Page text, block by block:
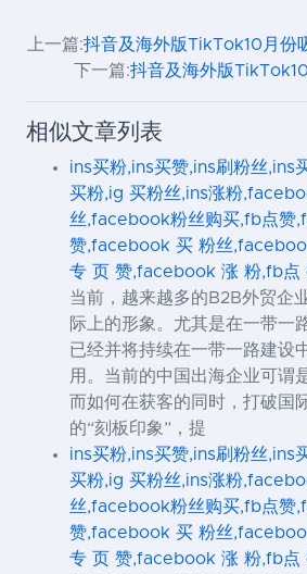
上一篇:抖音及海外版TikTok10月份
下一篇:抖音及海外版
相似文章列表
ins买粉,ins买赞,ins刷粉丝,ins
买粉,ig 买粉丝,ins涨粉
丝,facebook粉丝购买,fb点赞
赞,facebook 买 粉丝
专 页 赞,facebook 涨 粉,fb点
当前，越来越多的B2B外贸企
际上的形象。尤其是在一带一
已经并将持续在一带一路建设
用。当前的中国出海企业可谓
而如何在获客的同时，打破国
的“刻板印象”，提
ins买粉,ins买赞,ins刷粉丝,ins
买粉,ig 买粉丝,ins涨粉
丝,facebook粉丝购买,fb点赞
赞,facebook 买 粉丝
专 页 赞,facebook 涨 粉,fb点